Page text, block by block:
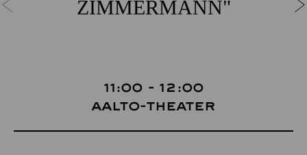
ZIMMERMANN"
11:00 - 12:00
Aalto-Theater